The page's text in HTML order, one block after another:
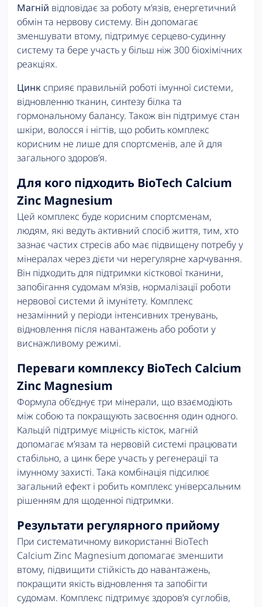
Магній відповідає за роботу м’язів, енергетичний
обмін та нервову систему. Він допомагає
зменшувати втому, підтримує серцево-судинну
систему та бере участь у більш ніж 300 біохімічних
реакціях.
Цинксприяє правильній роботі імунної системи,
відновленню тканин, синтезу білка та
гормональному балансу. Також він підтримує стан
шкіри, волосся і нігтів, що робить комплекс
корисним не лише для спортсменів, але й для
загального здоров’я.
Для кого підходить BioTech Calcium
Zinc Magnesium
Цей комплекс буде корисним спортсменам,
людям, які ведуть активний спосіб життя, тим, хто
зазнає частих стресів або має підвищену потребу у
мінералах через дієти чи нерегулярне харчування.
Він підходить для підтримки кісткової тканини,
запобігання судомам м’язів, нормалізації роботи
нервової системи й імунітету. Комплекс
незамінний у періоди інтенсивних тренувань,
відновлення після навантажень або роботи у
виснажливому режимі.
Переваги комплексу BioTech Calcium
Zinc Magnesium
Формула об’єднує три мінерали, що взаємодіють
між собою та покращують засвоєння один одного.
Кальцій підтримує міцність кісток, магній
допомагає м’язам та нервовій системі працювати
стабільно, а цинк бере участь у регенерації та
імунному захисті. Така комбінація підсилює
загальний ефект і робить комплекс універсальним
рішенням для щоденної підтримки.
Результати регулярного прийому
При систематичному використанні BioTech
Calcium Zinc Magnesium допомагає зменшити
втому, підвищити стійкість до навантажень,
покращити якість відновлення та запобігти
судомам. Комплекс підтримує здоров’я суглобів,